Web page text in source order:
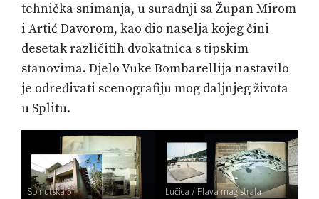
tehnička snimanja, u suradnji sa Župan Mirom
i Artić Davorom, kao dio naselja kojeg čini
desetak različitih dvokatnica s tipskim
stanovima. Djelo Vuke Bombarellija nastavilo
je određivati scenografiju mog daljnjeg života
u Splitu.
Spinutska 5 Lučica / Plava magistrala